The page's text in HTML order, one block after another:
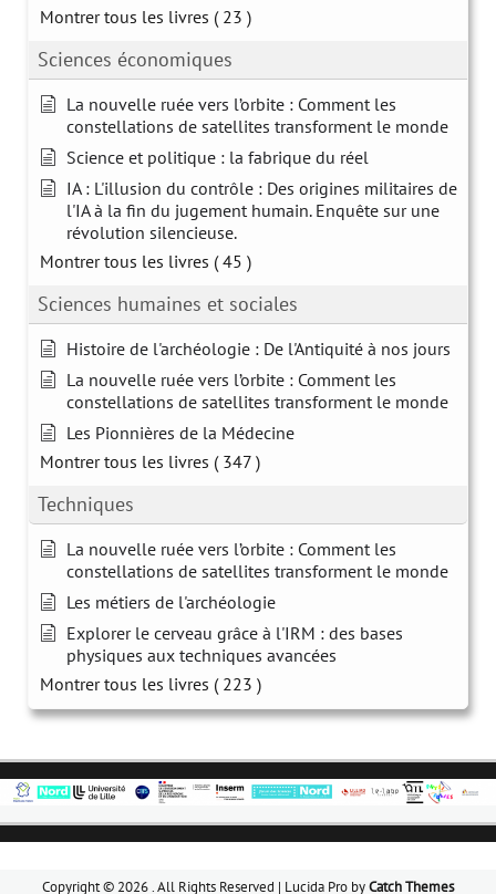
Montrer tous les livres ( 23 )
Sciences économiques
La nouvelle ruée vers l’orbite : Comment les
constellations de satellites transforment le monde
Science et politique : la fabrique du réel
IA : L'illusion du contrôle : Des origines militaires de
l'IA à la fin du jugement humain. Enquête sur une
révolution silencieuse.
Montrer tous les livres ( 45 )
Sciences humaines et sociales
Histoire de l'archéologie : De l'Antiquité à nos jours
La nouvelle ruée vers l’orbite : Comment les
constellations de satellites transforment le monde
Les Pionnières de la Médecine
Montrer tous les livres ( 347 )
Techniques
La nouvelle ruée vers l’orbite : Comment les
constellations de satellites transforment le monde
Les métiers de l'archéologie
Explorer le cerveau grâce à l'IRM : des bases
physiques aux techniques avancées
Montrer tous les livres ( 223 )
Copyright © 2026. All Rights Reserved | Lucida Pro byCatch Themes